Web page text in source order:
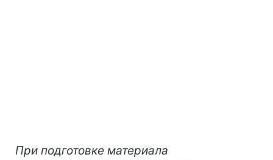
При подготовке материала